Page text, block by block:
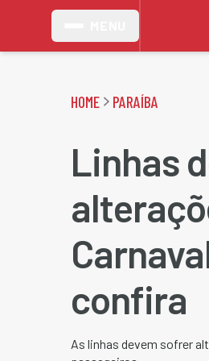
HOME PARAÍBA
Linhas
confira
As linhas devem sofrer